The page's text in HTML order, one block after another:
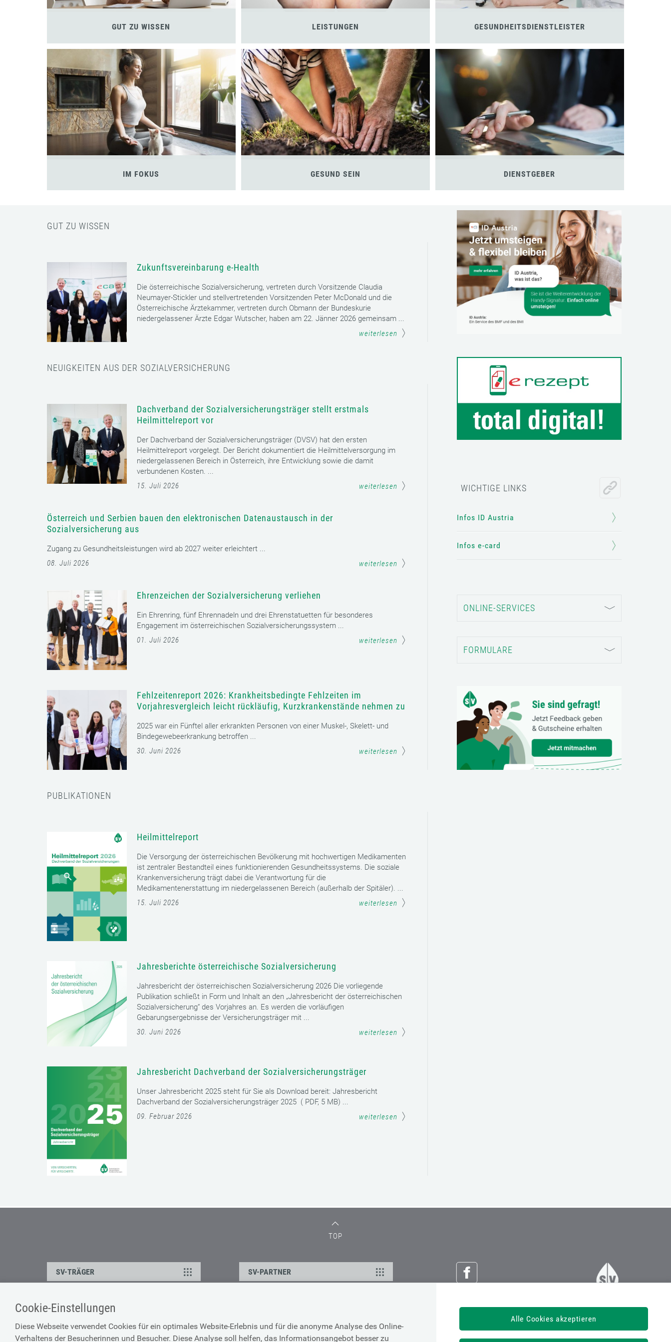
Cookie-Einstellungen
Diese Webseite verwendet Cookies für ein optimales Website-Erlebnis und für die anonyme Analyse des Online-
Verhaltens der Besucherinnen und Besucher. Diese Analyse soll helfen, das Informationsangebot besser zu
Alle Cookies akzeptieren
GUT ZU WISSEN LEISTUNGEN GESUNDHEITSDIENSTLEISTER
IM FOKUS GESUND SEIN DIENSTGEBER
WICHTIGE LINKS
Infos ID Austria
Infos e-card
ONLINE-SERVICES
FORMULARE
GUT ZU WISSEN
Zukunftsvereinbarung e-Health
Die österreichische Sozialversicherung, vertreten durch Vorsitzende Claudia
Neumayer-Stickler und stellvertretenden Vorsitzenden Peter McDonald und die
Österreichische Ärztekammer, vertreten durch Obmann der Bundeskurie
niedergelassener Ärzte Edgar Wutscher, haben am 22. Jänner 2026 gemeinsam ...
weiterlesen
NEUIGKEITEN AUS DER SOZIALVERSICHERUNG
Dachverband der Sozialversicherungsträger stellt erstmals
Heilmittelreport vor
Der Dachverband der Sozialversicherungsträger (DVSV) hat den ersten
Heilmittelreport vorgelegt. Der Bericht dokumentiert die Heilmittelversorgung im
niedergelassenen Bereich in Österreich, ihre Entwicklung sowie die damit
verbundenen Kosten. ...
15. Juli 2026
weiterlesen
Österreich und Serbien bauen den elektronischen Datenaustausch in der
Sozialversicherung aus
Zugang zu Gesundheitsleistungen wird ab 2027 weiter erleichtert ...
08. Juli 2026
weiterlesen
Ehrenzeichen der Sozialversicherung verliehen
Ein Ehrenring, fünf Ehrennadeln und drei Ehrenstatuetten für besonderes
Engagement im österreichischen Sozialversicherungssystem ...
01. Juli 2026
weiterlesen
Fehlzeitenreport 2026: Krankheitsbedingte Fehlzeiten im
Vorjahresvergleich leicht rückläufig, Kurzkrankenstände nehmen zu
2025 war ein Fünftel aller erkrankten Personen von einer Muskel-, Skelett- und
Bindegewebeerkrankung betroffen ...
30. Juni 2026
weiterlesen
PUBLIKATIONEN
Heilmittelreport
Die Versorgung der österreichischen Bevölkerung mit hochwertigen Medikamenten
ist zentraler Bestandteil eines funktionierenden Gesundheitssystems. Die soziale
Krankenversicherung trägt dabei die Verantwortung für die
Medikamentenerstattung im niedergelassenen Bereich (außerhalb der Spitäler). ...
15. Juli 2026
weiterlesen
Jahresberichte österreichische Sozialversicherung
Jahresbericht der österreichischen Sozialversicherung 2026 Die vorliegende
Publikation schließt in Form und Inhalt an den „Jahresbericht der österreichischen
Sozialversicherung“ des Vorjahres an. Es werden die vorläufigen
Gebarungsergebnisse der Versicherungsträger mit ...
30. Juni 2026
weiterlesen
Jahresbericht Dachverband der Sozialversicherungsträger
Unser Jahresbericht 2025 steht für Sie als Download bereit: Jahresbericht
Dachverband der Sozialversicherungsträger 2025 ( PDF, 5 MB) ...
09. Februar 2026
weiterlesen
TOP
Österreichische Sozialversicherung
Dachverband der Sozialversicherungsträger
SV-TRÄGER SV-PARTNER
ÜBER UNS
Kontakt
Barrierefreiheitserklärung
Cookie-Erklärung